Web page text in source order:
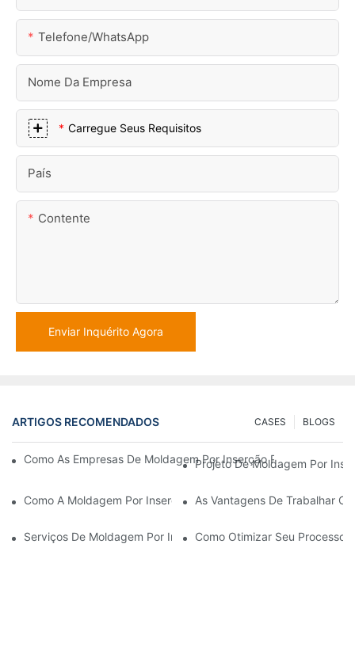
Telefone/WhatsApp
Nome Da Empresa
Carregue Seus Requisitos
País
Contente
Enviar Inquérito Agora
ARTIGOS RECOMENDADOS BLOGS
CASES
Como As Empresas De Moldagem Por Inserção Podem Lidar
Projeto De Moldagem Por
Como A Moldagem Por Inserção De Plástico É Usada Para
As Vantagens De Trabalhar
Serviços De Moldagem Por Inserção: Por Que É A Melhor
Como Otimizar Seu Processo